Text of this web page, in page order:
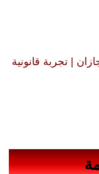
| تجربة قانونية